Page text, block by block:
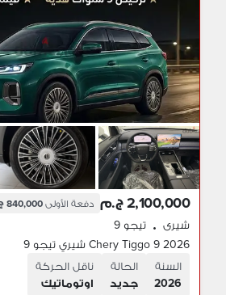
2,100,000 ج.م دفعة الأولى 840,000 ج.م
شيرى • تيجو 9
Chery Tiggo 9 2026 شيري تيجو 9
السنة
2026
الحالة
جديد
ناقل الحركة
اوتوماتيك